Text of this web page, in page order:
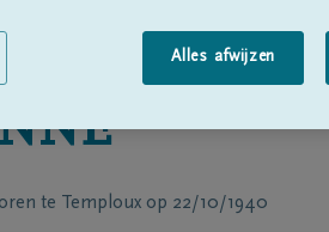
te Temploux op 22/10/1940
Alles afwijzen